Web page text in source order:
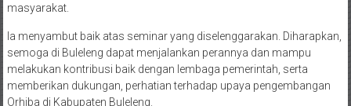
masyarakat.
Ia menyambut baik atas seminar yang diselenggarakan. Diharapkan,
semoga di Buleleng dapat menjalankan perannya dan mampu
melakukan kontribusi baik dengan lembaga pemerintah, serta
memberikan dukungan, perhatian terhadap upaya pengembangan
Orhiba di Kabupaten Buleleng.